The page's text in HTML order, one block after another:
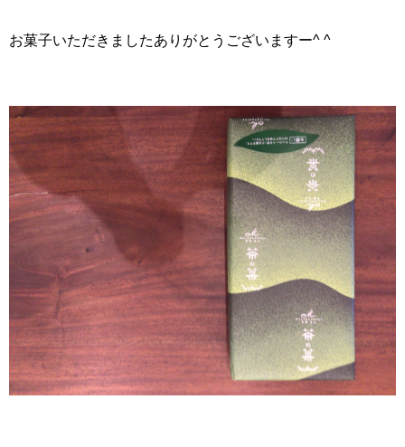
お菓子いただきましたありがとうございますー^ ^